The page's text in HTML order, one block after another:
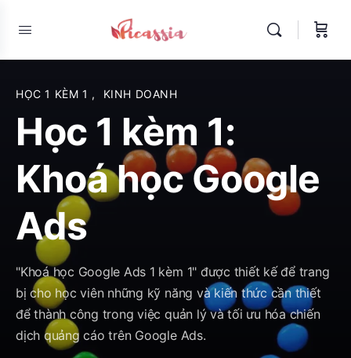
HỌC 1 KÈM 1 , KINH DOANH
Học 1 kèm 1:
Khoá học Google
Ads
"Khoá học Google Ads 1 kèm 1" được thiết kế để trang
bị cho học viên những kỹ năng và kiến thức cần thiết
để thành công trong việc quản lý và tối ưu hóa chiến
dịch quảng cáo trên Google Ads.